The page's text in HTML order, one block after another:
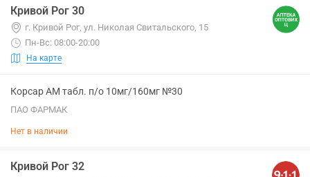
Кривой Рог 30
г. Кривой Рог, ул. Николая Свитальского, 15
Пн-Вс: 08:00-20:00
На карте
Корсар АМ табл. п/о 10мг/160мг №30
ПАО ФАРМАК
Нет в наличии
Кривой Рог 32